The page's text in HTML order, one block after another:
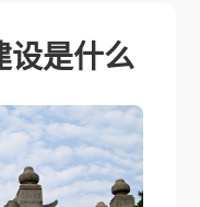
设是什么